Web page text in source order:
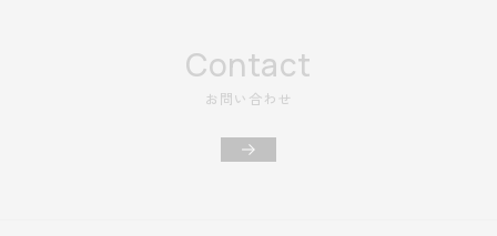
Contact
お問い合わせ